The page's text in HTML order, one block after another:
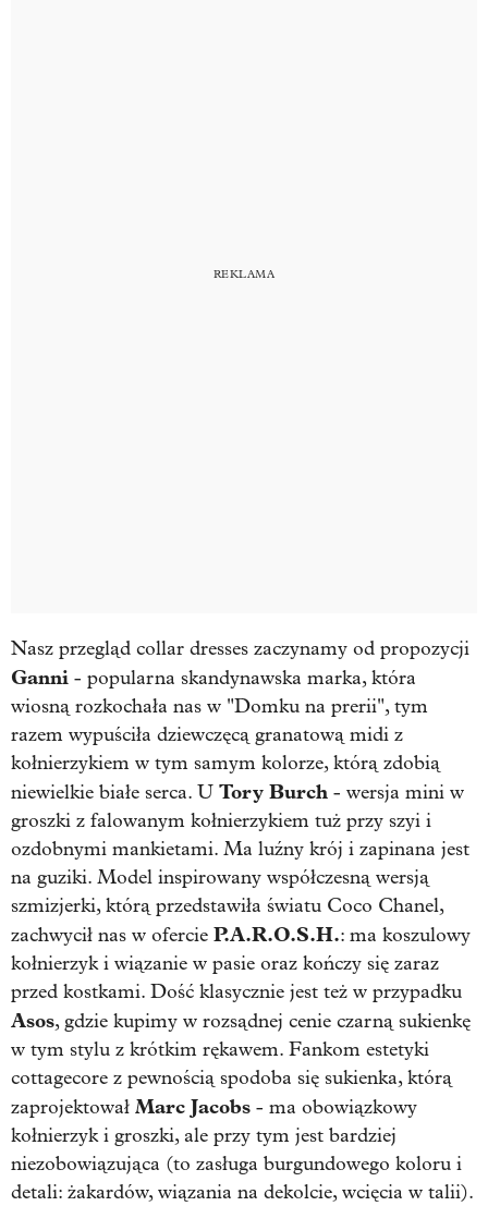
Nasz przegląd collar dresses zaczynamy od propozycji
Ganni - popularna skandynawska marka, która
wiosną rozkochała nas w "Domku na prerii", tym
razem wypuściła dziewczęcą granatową midi z
kołnierzykiem w tym samym kolorze, którą zdobią
niewielkie białe serca. U Tory Burch - wersja mini w
groszki z falowanym kołnierzykiem tuż przy szyi i
ozdobnymi mankietami. Ma luźny krój i zapinana jest
na guziki. Model inspirowany współczesną wersją
szmizjerki, którą przedstawiła światu Coco Chanel,
zachwycił nas w ofercie P.A.R.O.S.H.: ma koszulowy
kołnierzyk i wiązanie w pasie oraz kończy się zaraz
przed kostkami. Dość klasycznie jest też w przypadku
Asos, gdzie kupimy w rozsądnej cenie czarną sukienkę
w tym stylu z krótkim rękawem. Fankom estetyki
cottagecore z pewnością spodoba się sukienka, którą
zaprojektował Marc Jacobs - ma obowiązkowy
kołnierzyk i groszki, ale przy tym jest bardziej
niezobowiązująca (to zasługa burgundowego koloru i
detali: żakardów, wiązania na dekolcie, wcięcia w talii).